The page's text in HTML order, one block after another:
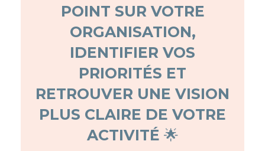
POINT SUR VOTRE
ORGANISATION,
IDENTIFIER VOS
PRIORITÉS ET
RETROUVER UNE VISION
PLUS CLAIRE DE VOTRE
ACTIVITÉ 🌟